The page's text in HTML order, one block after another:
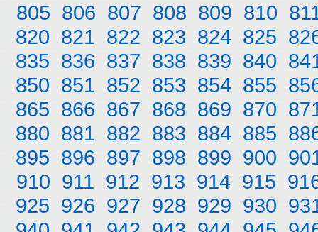
805 806 807 808 809 810
820 821 822 823 824 825
835 836 837 838 839 840
850 851 852 853 854 855
865 866 867 868 869 870
880 881 882 883 884 885
895 896 897 898 899 900
910 911 912 913 914 915
925 926 927 928 929 930